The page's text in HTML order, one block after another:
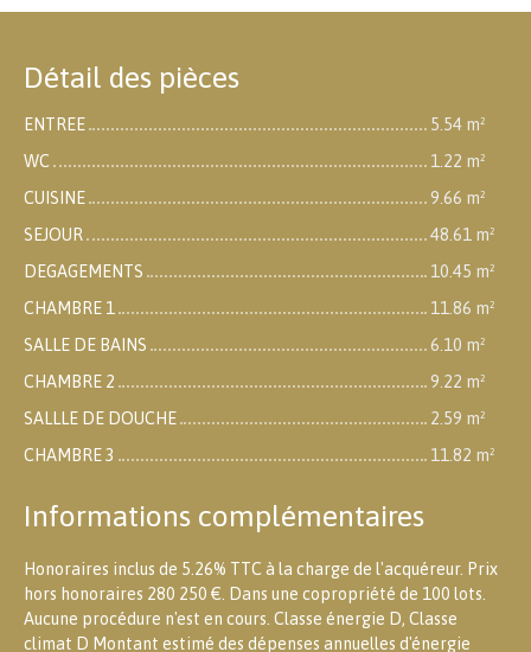
Détail des pièces
ENTREE
5.54 m²
WC
1.22 m²
CUISINE
9.66 m²
SEJOUR
48.61 m²
DEGAGEMENTS
10.45 m²
CHAMBRE 1
11.86 m²
SALLE DE BAINS
6.10 m²
CHAMBRE 2
9.22 m²
SALLLE DE DOUCHE
2.59 m²
CHAMBRE 3
11.82 m²
Informations complémentaires
Honoraires inclus de 5.26% TTC à la charge de l'acquéreur. Prix
hors honoraires 280 250 €. Dans une copropriété de 100 lots.
Aucune procédure n'est en cours. Classe énergie D, Classe
climat D Montant estimé des dépenses annuelles d'énergie